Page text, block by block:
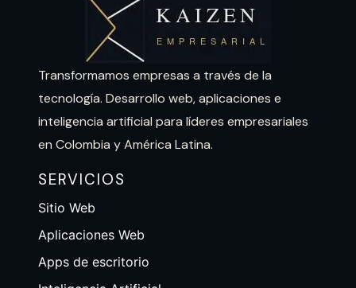
Transformamos empresas a través de la
tecnología. Desarrollo web, aplicaciones e
inteligencia artificial para líderes empresariales
en Colombia y América Latina.
SERVICIOS
Sitio Web
Aplicaciones Web
Apps de escritorio